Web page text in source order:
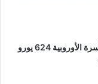
الأطعمة المجمدة توفر للأسرة الأوروبية 624 يورو